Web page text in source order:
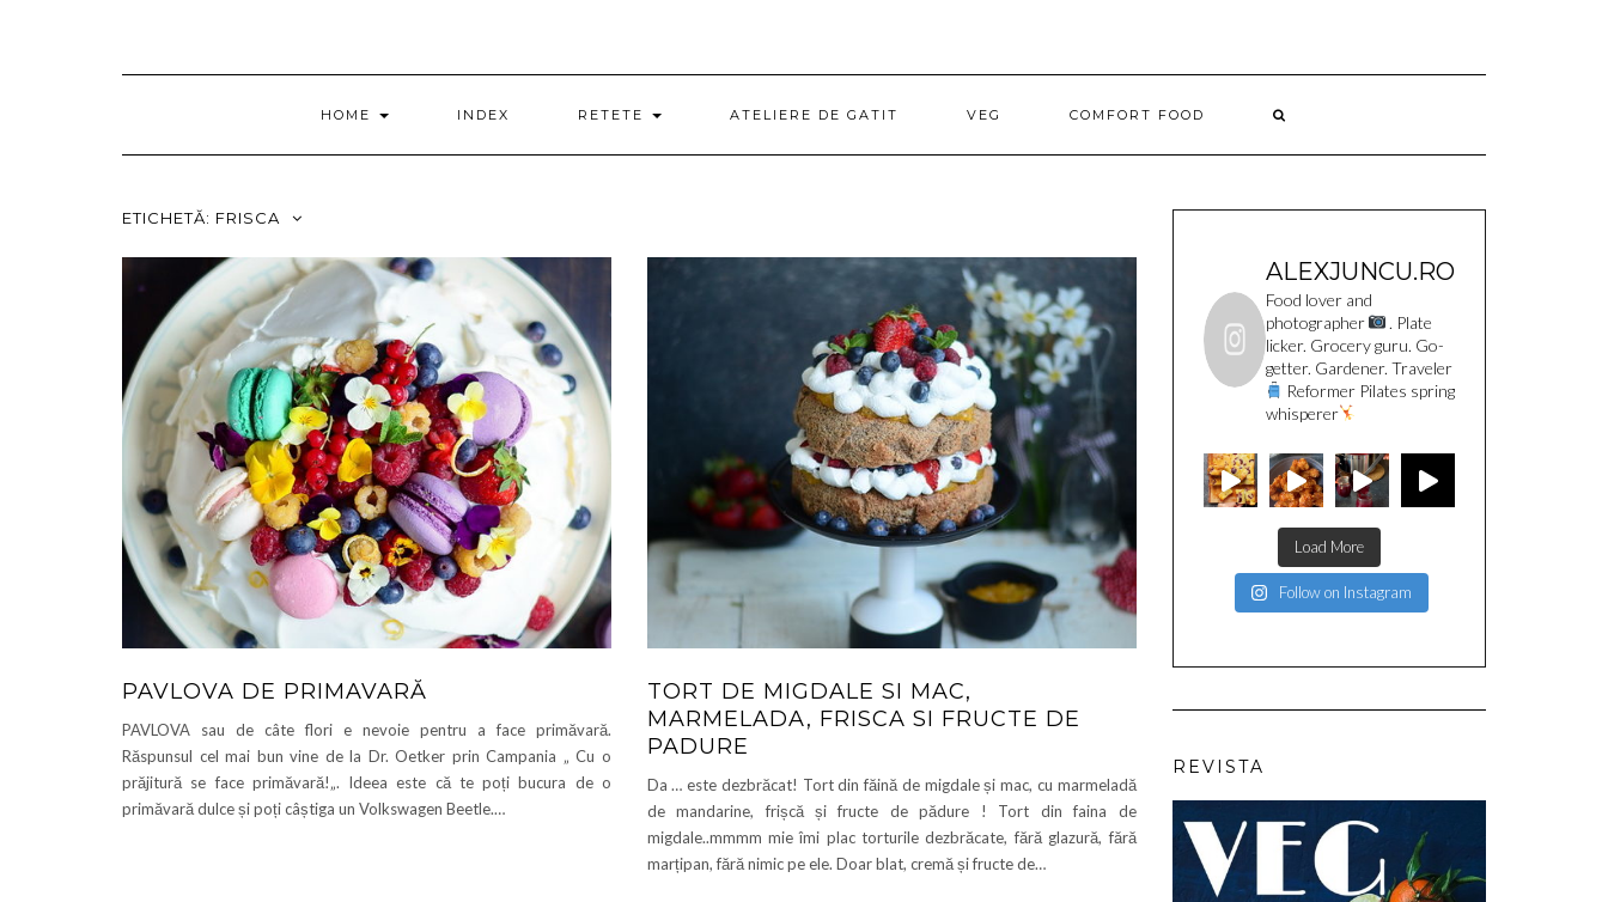
HOME INDEX RETETE ATELIERE DE GATIT VEG COMFORT FOOD
ETICHETĂ: FRISCA
PAVLOVA DE PRIMAVARĂ
PAVLOVA sau de câte flori e nevoie pentru a face primăvară.
Răspunsul cel mai bun vine de la Dr. Oetker prin Campania „ Cu o
prăjitură se face primăvară!„. Ideea este că te poți bucura de o
primăvară dulce și poți câștiga un Volkswagen Beetle.…
TORT DE MIGDALE SI MAC,
MARMELADA, FRISCA SI FRUCTE DE
PADURE
Da … este dezbrăcat! Tort din făină de migdale și mac, cu marmeladă
de mandarine, frișcă și fructe de pădure ! Tort din faina de
migdale..mmmm mie îmi plac torturile dezbrăcate, fără glazură, fără
marțipan, fără nimic pe ele. Doar blat, cremă și fructe de…
ALEXJUNCU.RO
Food lover and
photographer
. Plate
licker. Grocery guru. Go-
getter. Gardener. Traveler
Reformer Pilates spring
whisperer
Load More
Follow on Instagram
REVISTA